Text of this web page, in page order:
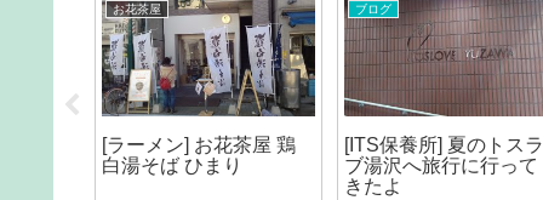
お花茶屋
[ラーメン] お花茶屋 鶏
白湯そば ひまり
ブログ
[ITS保養所] 夏のトスラ
ブ湯沢へ旅行に行って
きたよ